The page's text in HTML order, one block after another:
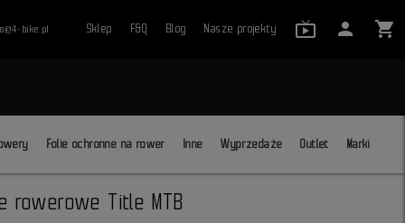
bike.pl Sklep F&Q Blog Nasze projekty live_tv_24
person shopping_cart
Folie ochronne na rower Inne Wyprzedaże Outlet Marki
rowerowe Title MTB